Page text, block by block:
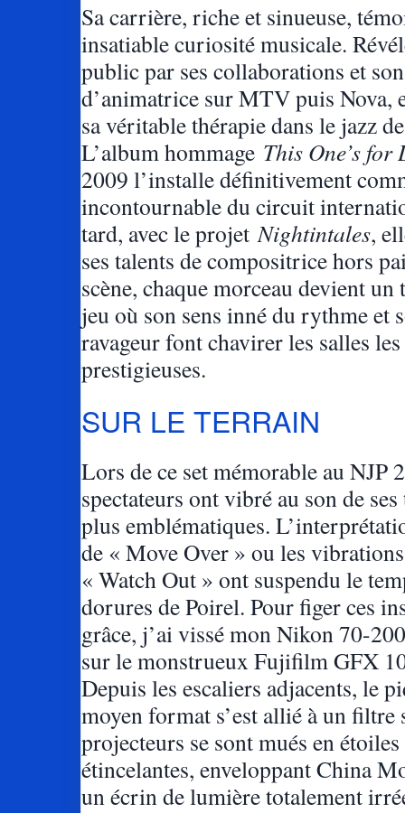
Sa carrière, riche et sinueuse,
insatiable curiosité musicale.
public par ses collaborations et
d’animatrice sur MTV puis Nova,
sa véritable thérapie dans le jazz
L’album hommage This One’s for
2009 l’installe définitivement
incontournable du circuit
tard, avec le projetNightintales,
ses talents de compositrice hors
scène, chaque morceau devient un
jeu où son sens inné du rythme et
ravageur font chavirer les salles
prestigieuses.
SUR LE TERRAIN
Lors de ce set mémorable au NJP
spectateurs ont vibré au son de
plus emblématiques.
de « Move Over » ou les
« Watch Out » ont suspendu le
dorures de Poirel. Pour figer ces
grâce, j’ai vissé mon Nikon 70-
sur le monstrueux Fujifilm GFX
Depuis les escaliers adjacents, le
moyen format s’est allié à un filtre
projecteurs se sont mués en étoiles
étincelantes, enveloppant China
un écrin de lumière totalement